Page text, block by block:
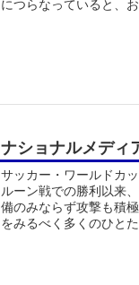
につらなっていると、
ナショナルメディ
サッカー・ワールドカ
ルーン戦での勝利以来
備のみならず攻撃も積
をみるべく多くのひと